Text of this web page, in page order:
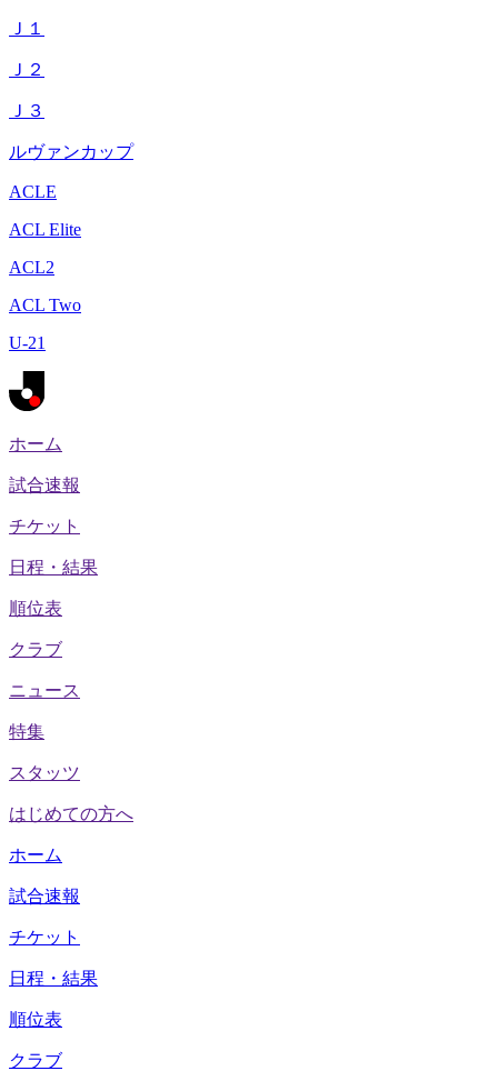
Ｊ１
Ｊ２
Ｊ３
ルヴァンカップ
ACLE
ACL Elite
ACL2
ACL Two
U-21
ホーム
試合速報
チケット
日程・結果
順位表
クラブ
ニュース
特集
スタッツ
はじめての方へ
ホーム
試合速報
チケット
日程・結果
順位表
クラブ